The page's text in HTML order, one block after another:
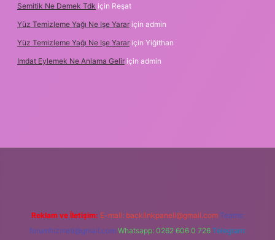
Semitik Ne Demek Tdk için Reşat
Yüz Temizleme Yağı Ne Işe Yarar için admin
Yüz Temizleme Yağı Ne Işe Yarar için Yiğithan
Imdat Eylemek Ne Anlama Gelir için admin
Reklam ve İletişim: E-mail: backlinkpaneli@gmail.com Teams:
forumhizmeti@gmail.com Whatsapp: 0262 606 0 726 Telegram: